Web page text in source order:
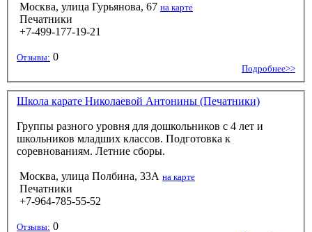
Москва, улица Гурьянова, 67 на карте
Печатники
+7-499-177-19-21
Отзывы: 0
Подробнее>>
Школа карате Николаевой Антонины (Печатники)
Группы разного уровня для дошкольников с 4 лет и
школьников младших классов. Подготовка к
соревнованиям. Летние сборы.
Москва, улица Полбина, 33А на карте
Печатники
+7-964-785-55-52
Отзывы: 0